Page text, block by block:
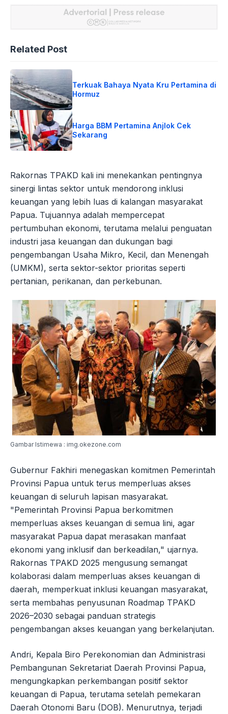
Related Post
Terkuak Bahaya Nyata Kru Pertamina di
Hormuz
Harga BBM Pertamina Anjlok Cek
Sekarang
Rakornas TPAKD kali ini menekankan pentingnya
sinergi lintas sektor untuk mendorong inklusi
keuangan yang lebih luas di kalangan masyarakat
Papua. Tujuannya adalah mempercepat
pertumbuhan ekonomi, terutama melalui penguatan
industri jasa keuangan dan dukungan bagi
pengembangan Usaha Mikro, Kecil, dan Menengah
(UMKM), serta sektor-sektor prioritas seperti
pertanian, perikanan, dan perkebunan.
Gambar Istimewa : img.okezone.com
Gubernur Fakhiri menegaskan komitmen Pemerintah
Provinsi Papua untuk terus memperluas akses
keuangan di seluruh lapisan masyarakat.
"Pemerintah Provinsi Papua berkomitmen
memperluas akses keuangan di semua lini, agar
masyarakat Papua dapat merasakan manfaat
ekonomi yang inklusif dan berkeadilan," ujarnya.
Rakornas TPAKD 2025 mengusung semangat
kolaborasi dalam memperluas akses keuangan di
daerah, memperkuat inklusi keuangan masyarakat,
serta membahas penyusunan Roadmap TPAKD
2026–2030 sebagai panduan strategis
pengembangan akses keuangan yang berkelanjutan.
Andri, Kepala Biro Perekonomian dan Administrasi
Pembangunan Sekretariat Daerah Provinsi Papua,
mengungkapkan perkembangan positif sektor
keuangan di Papua, terutama setelah pemekaran
Daerah Otonomi Baru (DOB). Menurutnya, terjadi